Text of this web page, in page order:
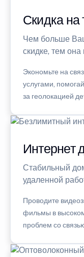
Скидка
Чем больше
скидке, тем
Экономьте на
услугами,
за геолокацией
Интернет
Стабильный
удаленной
Проводите
фильмы в высоком
проблем со